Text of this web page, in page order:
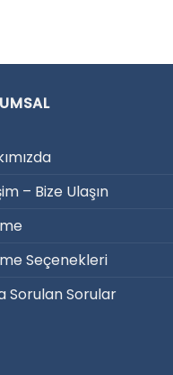
– Bize Ulaşın
Seçenekleri
Sorulan Sorular